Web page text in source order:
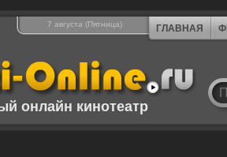
7 августа (Пятница) ГЛАВНАЯ
онлайн кинотеатр